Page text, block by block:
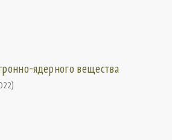
ядерного вещества
)